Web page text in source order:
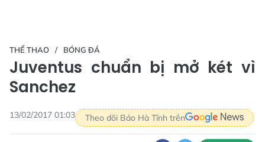
THỂ THAO BÓNG ĐÁ
Juventus chuẩn bị mở két vì
Sanchez
13/02/2017 01:03 Theo dõi Báo Hà Tĩnh trên